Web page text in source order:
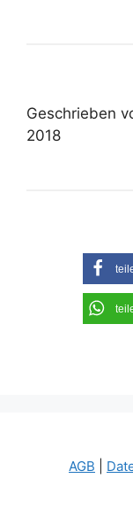
Geschrieben
2018
AGB